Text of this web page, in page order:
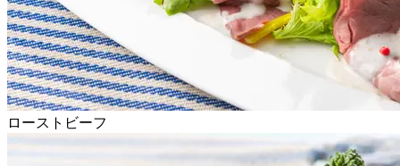
ローストビーフ